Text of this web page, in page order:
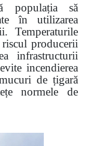
populația să
în utilizarea
Temperaturile
riscul producerii
infrastructurii
incendierea
de țigară
normele de